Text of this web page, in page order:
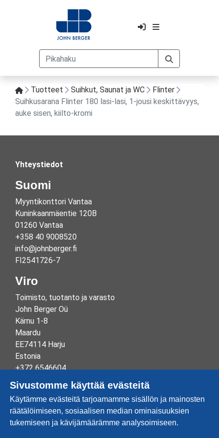
Tuotteet Suihkut, Saunat ja WC
Flinter
Suihkusarana Flinter 180 lasi-lasi, 1-jousi keskittävyys,
auke sisen, kiilto-kromi
Yhteystiedot
Suomi
Myyntikonttori Vantaa
Kuninkaanmäentie 120B
01260 Vantaa
+358 40 9008520
info@johnberger.fi
FI2541726-7
Viro
Toimisto, tuotanto ja varasto
John Berger Oü
Kärnu 1-8
Maardu
EE74114 Harju
Estonia
+372 6546604
info@johnberger.ee
Reg.nr 10265834
EE100332513
Sivustomme käyttää evästeitä
Käytämme evästeitä tarjoamamme sisällön ja mainosten
räätälöimiseen, sosiaalisen median ominaisuuksien
tukemiseen ja kävijämäärämme analysoimiseen.